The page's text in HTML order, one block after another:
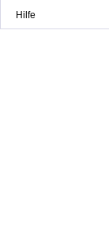
Hilfe